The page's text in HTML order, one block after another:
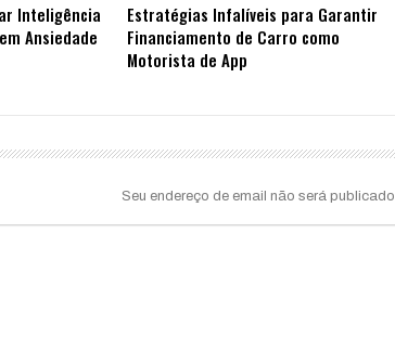
Inteligência
Ansiedade
Estratégias Infalíveis para Garantir
Financiamento de Carro como
Motorista de App
Seu endereço de email não será publicado.